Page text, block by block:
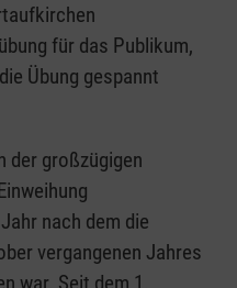
für das Publikum,
Übung gespannt
der großzügigen
nach dem die
vergangenen Jahres